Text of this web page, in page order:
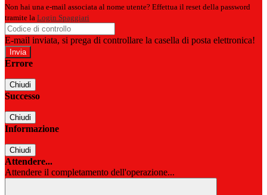
Non hai una e-mail associata al nome utente? Effettua il reset della password
tramite la Login Spaggiari
E-mail inviata, si prega di controllare la casella di posta elettronica!
Errore
Chiudi
Successo
Chiudi
Informazione
Chiudi
Attendere...
Attendere il completamento dell'operazione...